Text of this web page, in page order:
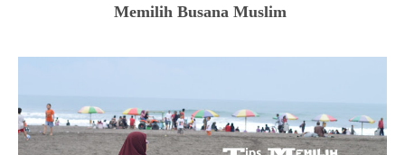
Memilih Busana Muslim